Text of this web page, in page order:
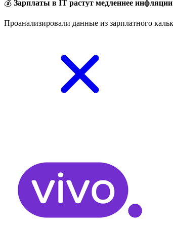
💰 Зарплаты в IT растут медленнее инфляции
Проанализировали данные из зарплатного